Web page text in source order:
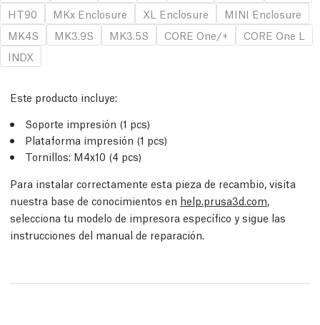
HT90
MKx Enclosure XL Enclosure
MINI Enclosure
MK4S
MK3.9S MK3.5S CORE One/+
CORE One L
INDX
Este producto incluye:
Soporte impresión (1 pcs)
Plataforma impresión (1 pcs)
Tornillos: M4x10 (4 pcs)
Para instalar correctamente esta pieza de recambio, visita
nuestra base de conocimientos en help.prusa3d.com,
selecciona tu modelo de impresora específico y sigue las
instrucciones del manual de reparación.